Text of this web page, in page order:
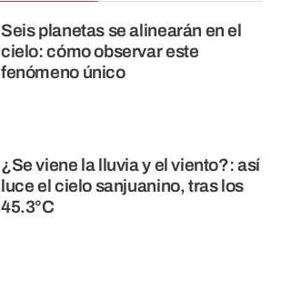
Seis planetas se alinearán en el
cielo: cómo observar este
fenómeno único
¿Se viene la lluvia y el viento?: así
luce el cielo sanjuanino, tras los
45.3°C